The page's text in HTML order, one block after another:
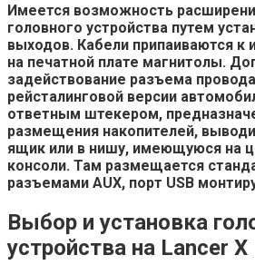
Имеется возможность
головного устройства путем
выходов. Кабели припаиваются
на печатной плате магнитолы.
задействование разъема
рейсталинговой версии
ответным штекером,
размещения накопителей,
ящик или в нишу, имеющуюся на
консоли. Там размещается
разъемами AUX, порт USB
Выбор и установка
устройства на Lancer X